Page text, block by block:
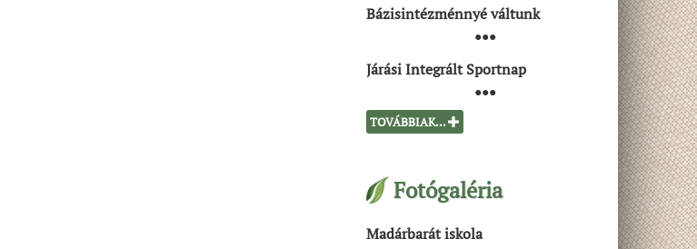
Bázisintézménnyé váltunk
●●●
Járási Integrált Sportnap
●●●
TOVÁBBIAK...
Fotógaléria
Madárbarát iskola